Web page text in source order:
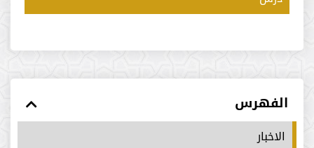
الفهرس
الاخبار